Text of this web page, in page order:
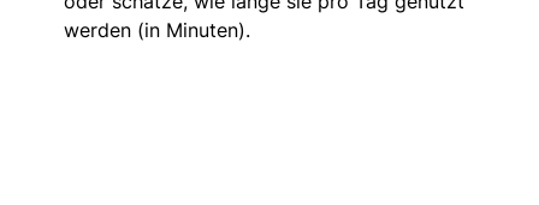
werden (in Minuten).